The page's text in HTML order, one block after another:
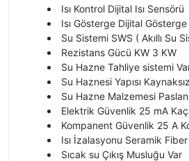
Isı Kontrol Dijital Isı Sensörü
Isı Gösterge Dijital Gösterge
Su Sistemi SWS ( Akıllı Su
Rezistans Gücü KW 3 KW
Su Hazne Tahliye sistemi
Su Haznesi Yapısı
Su Hazne Malzemesi
Elektrik Güvenlik 25 mA
Kompanent Güvenlik 25 A
Isı İzalasyonu Seramik
Sıcak su Çıkış Musluğu Var